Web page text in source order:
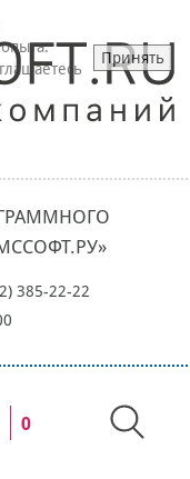
385-22-22
0
Принять